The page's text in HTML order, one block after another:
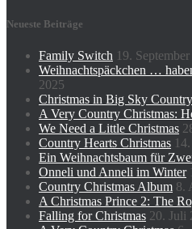
Neueste Beiträge
Family Switch 19.
Weihnachtspäckchen …
2025
Christmas in Big Sky Country
A Very Country Christmas:
We Need a Little Christmas
Country Hearts Christmas
Ein Weihnachtsbaum für
Onneli und Anneli im Winter
Country Christmas Album 8.
A Christmas Prince 2: The
Falling for Christmas 20. Juli